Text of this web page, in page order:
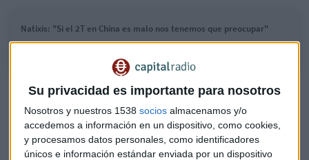
Su privacidad es importante para nosotros
Nosotros y nuestros 1538 socios almacenamos y/o
accedemos a información en un dispositivo, como cookies,
y procesamos datos personales, como identificadores
únicos e información estándar enviada por un dispositivo
Natixis: "Si el 2T en China es malo nos tenemos que preocupar"
Sin embargo, muchas de ellas aún no ha vuelto al trabajo
diario, añade García. Una de ellas es el gigante Foxconn,
uno de los grandes proveedores deApple, que no volverá a
abrir sus plantas hasta el próximo día 15 de febrero.